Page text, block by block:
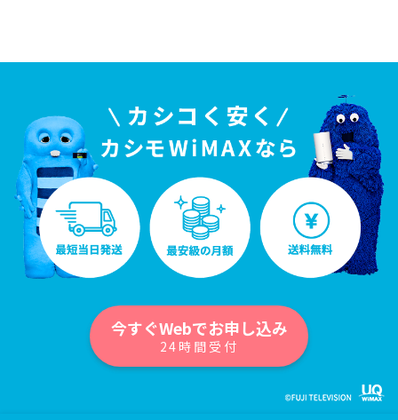
今すぐWebでお申し込み
24時間受付